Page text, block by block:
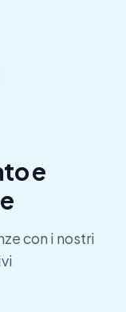
e
con i nostri